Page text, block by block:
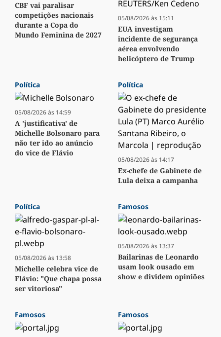
CBF vai paralisar
competições nacionais
durante a Copa do
Mundo Feminina de 2027
05/08/2026 às 15:11
EUA investigam
incidente de segurança
aérea envolvendo
helicóptero de Trump
Política
05/08/2026 às 14:59
A 'justificativa' de
Michelle Bolsonaro para
não ter ido ao anúncio
do vice de Flávio
Política
05/08/2026 às 14:17
Ex-chefe de Gabinete de
Lula deixa a campanha
Política
05/08/2026 às 13:58
Michelle celebra vice de
Flávio: "Que chapa possa
ser vitoriosa"
Famosos
05/08/2026 às 13:37
Bailarinas de Leonardo
usam look ousado em
show e dividem opiniões
Famosos Famosos